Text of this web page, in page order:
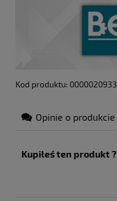
Kod produktu: 0000020933
Opinie o produkcie
Kupiłeś ten produkt ?